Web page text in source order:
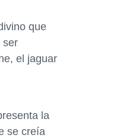
que
ser
el jaguar
la
se creía